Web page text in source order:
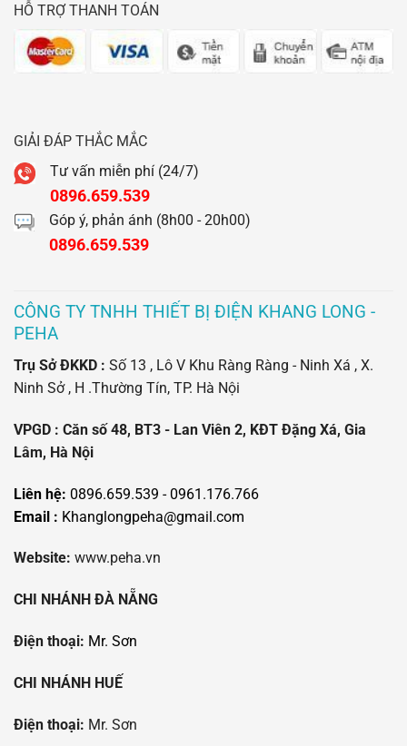
HỖ TRỢ THANH TOÁN
GIẢI ĐÁP THẮC MẮC
Tư vấn miễn phí (24/7)
0896.659.539
Góp ý, phản ánh (8h00 - 20h00)
0896.659.539
CÔNG TY TNHH THIẾT BỊ ĐIỆN KHANG LONG -
PEHA
Trụ Sở ĐKKD : Số 13 , Lô V Khu Ràng Ràng - Ninh Xá , X.
Ninh Sở , H .Thường Tín, TP. Hà Nội
VPGD : Căn số 48, BT3 - Lan Viên 2, KĐT Đặng Xá, Gia
Lâm, Hà Nội
Liên hệ: 0896.659.539 - 0961.176.766
Email : Khanglongpeha@gmail.com
Website: www.peha.vn
CHI NHÁNH ĐÀ NẴNG
Điện thoại: Mr. Sơn
CHI NHÁNH HUẾ
Điện thoại: Mr. Sơn